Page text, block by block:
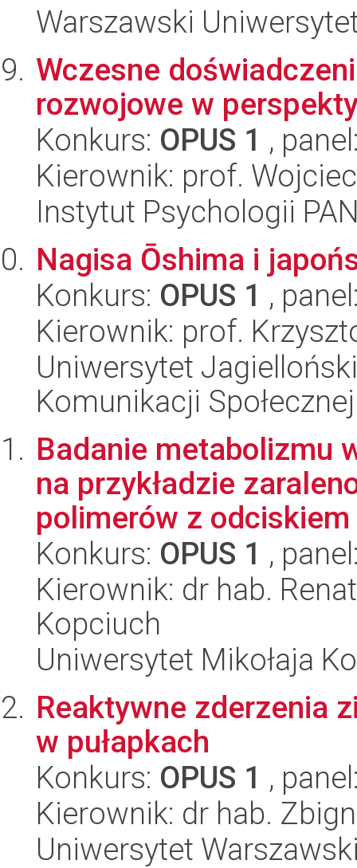
Warszawski
Wczesne
rozwojowe w
Konkurs: OPUS 1 ,
Kierownik: prof.
Instytut Psychologii
Nagisa Ōshima i
Konkurs: OPUS 1 ,
Kierownik: prof.
Uniwersytet
Komunikacji Społecznej
Badanie metabolizmu
na przykładzie
polimerów z
Konkurs: OPUS 1 ,
Kierownik: dr hab.
Kopciuch
Uniwersytet Mikołaja
Reaktywne zderzenia
w pułapkach
Konkurs: OPUS 1 ,
Kierownik: dr hab.
Uniwersytet